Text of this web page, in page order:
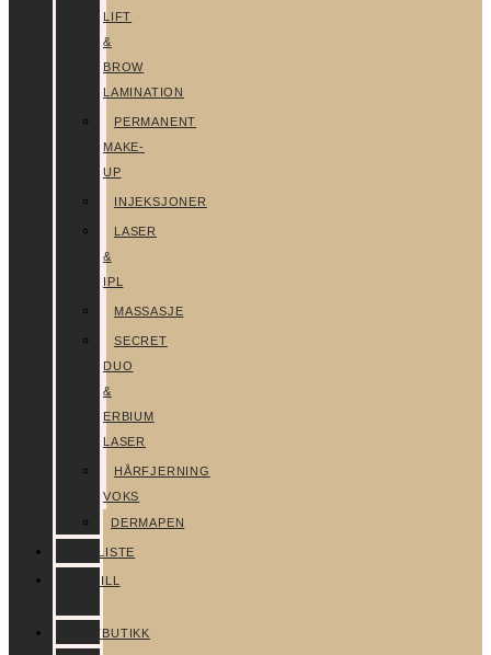
LIFT
&
BROW
LAMINATION
PERMANENT
MAKE-
UP
INJEKSJONER
LASER
&
IPL
MASSASJE
SECRET
DUO
&
ERBIUM
LASER
HÅRFJERNING
VOKS
DERMAPEN
PRISLISTE
BESTILL
NETTBUTIKK